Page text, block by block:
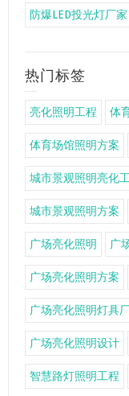
防爆LED投光灯厂家
热门标签
亮化照明工程 体
体育场馆照明方案
城市景观照明亮化
城市景观照明方案
广场亮化照明 广
广场亮化照明方案
广场亮化照明灯具
广场亮化照明设计
智慧路灯照明工程